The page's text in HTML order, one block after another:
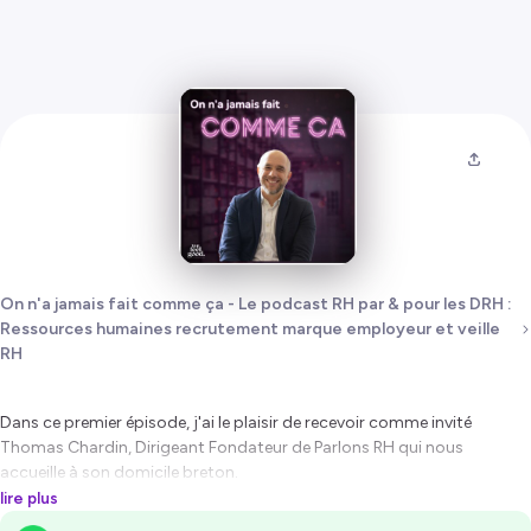
On n'a jamais fait comme ça - Le podcast RH par & pour les DRH :
Ressources humaines recrutement marque employeur et veille
RH
Dans ce premier épisode, j'ai le plaisir de recevoir comme invité
Thomas Chardin, Dirigeant Fondateur de Parlons RH qui nous
accueille à son domicile breton.
Thomas a longtemps été salarié, avant de devenir entrepreneur et de
lire plus